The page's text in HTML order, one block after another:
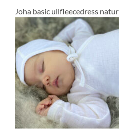
Joha basic ullfleecedress natur